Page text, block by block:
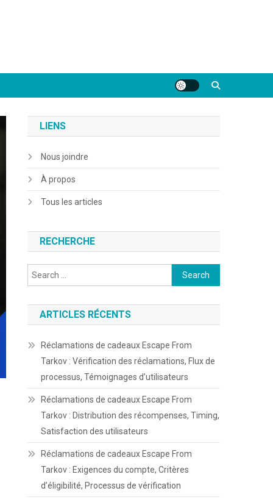
LIENS
Nous joindre
À propos
Tous les articles
RECHERCHE
Search
for:
ARTICLES RÉCENTS
Réclamations de cadeaux Escape From
Tarkov : Vérification des réclamations, Flux de
processus, Témoignages d’utilisateurs
Réclamations de cadeaux Escape From
Tarkov : Distribution des récompenses, Timing,
Satisfaction des utilisateurs
Réclamations de cadeaux Escape From
Tarkov : Exigences du compte, Critères
d’éligibilité, Processus de vérification